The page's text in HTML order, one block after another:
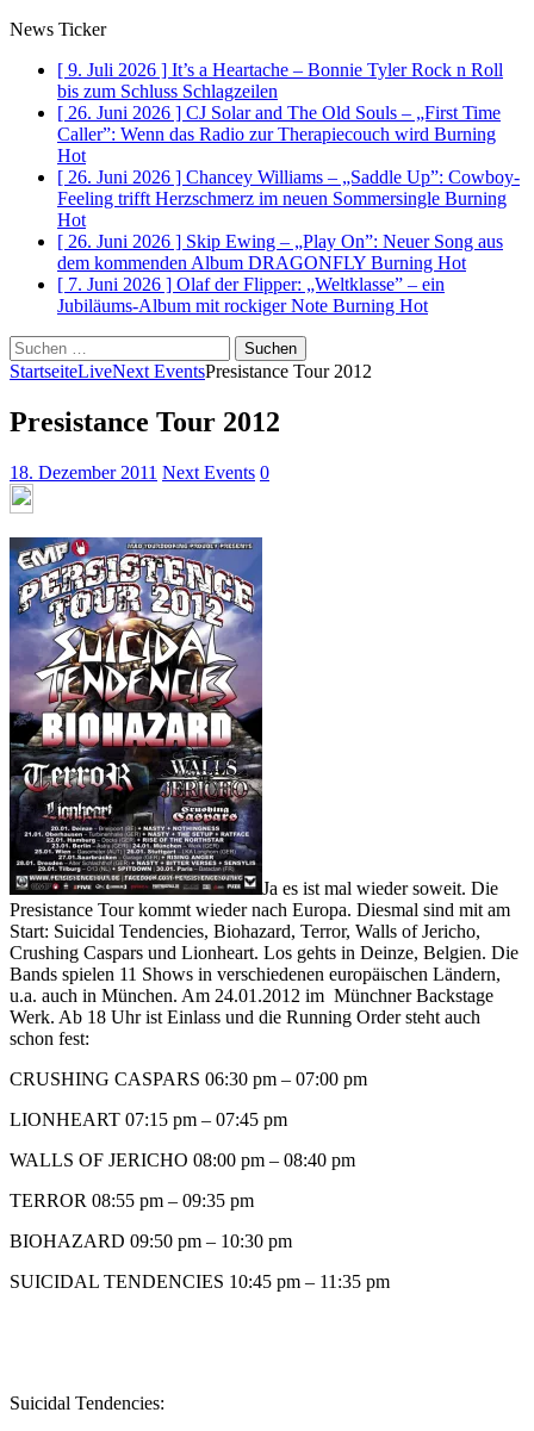
News Ticker
[ 9. Juli 2026 ] It’s a Heartache – Bonnie Tyler Rock n Roll
bis zum Schluss Schlagzeilen
[ 26. Juni 2026 ] CJ Solar and The Old Souls – „First Time
Caller”: Wenn das Radio zur Therapiecouch wird Burning
Hot
[ 26. Juni 2026 ] Chancey Williams – „Saddle Up”: Cowboy-
Feeling trifft Herzschmerz im neuen Sommersingle Burning
Hot
[ 26. Juni 2026 ] Skip Ewing – „Play On”: Neuer Song aus
dem kommenden Album DRAGONFLY Burning Hot
[ 7. Juni 2026 ] Olaf der Flipper: „Weltklasse” – ein
Jubiläums-Album mit rockiger Note Burning Hot
Suchen
nach:
StartseiteLiveNext EventsPresistance Tour 2012
Presistance Tour 2012
18. Dezember 2011 Next Events 0
Ja es ist mal wieder soweit. Die
Presistance Tour kommt wieder nach Europa. Diesmal sind mit am
Start: Suicidal Tendencies, Biohazard, Terror, Walls of Jericho,
Crushing Caspars und Lionheart. Los gehts in Deinze, Belgien. Die
Bands spielen 11 Shows in verschiedenen europäischen Ländern,
u.a. auch in München. Am 24.01.2012 im Münchner Backstage
Werk. Ab 18 Uhr ist Einlass und die Running Order steht auch
schon fest:
CRUSHING CASPARS 06:30 pm – 07:00 pm
LIONHEART 07:15 pm – 07:45 pm
WALLS OF JERICHO 08:00 pm – 08:40 pm
TERROR 08:55 pm – 09:35 pm
BIOHAZARD 09:50 pm – 10:30 pm
SUICIDAL TENDENCIES 10:45 pm – 11:35 pm
Suicidal Tendencies: